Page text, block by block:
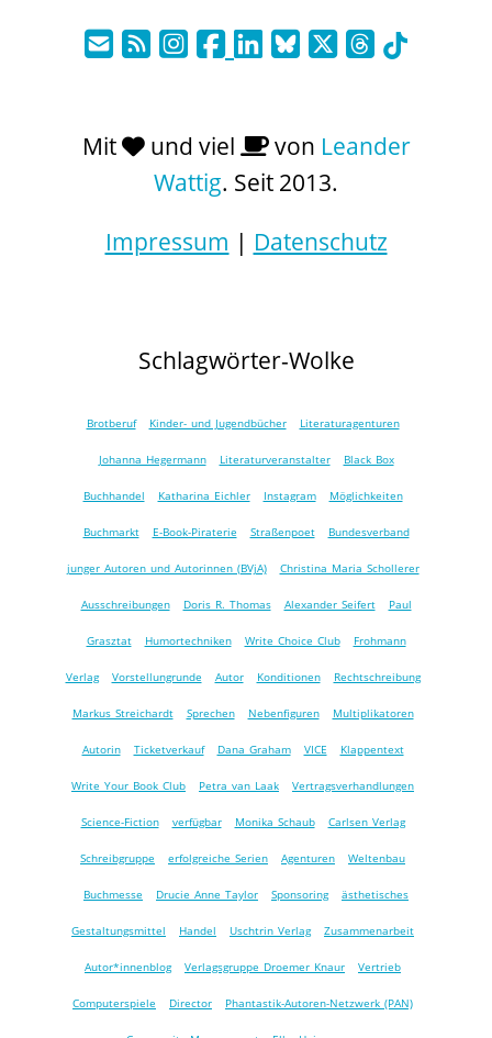
Mit und viel von Leander
Wattig. Seit 2013.
Impressum | Datenschutz
Schlagwörter-Wolke
Brotberuf Kinder- und Jugendbücher Literaturagenturen
Johanna Hegermann Literaturveranstalter Black Box
Buchhandel Katharina Eichler Instagram Möglichkeiten
Buchmarkt E-Book-Piraterie Straßenpoet Bundesverband
junger Autoren und Autorinnen (BVjA) Christina Maria Schollerer
Ausschreibungen Doris R. Thomas Alexander Seifert Paul
Grasztat Humortechniken Write Choice Club Frohmann
Verlag Vorstellungrunde Autor Konditionen Rechtschreibung
Markus Streichardt Sprechen Nebenfiguren Multiplikatoren
Autorin Ticketverkauf Dana Graham VICE Klappentext
Write Your Book Club Petra van Laak Vertragsverhandlungen
Science-Fiction verfügbar Monika Schaub Carlsen Verlag
Schreibgruppe erfolgreiche Serien Agenturen Weltenbau
Buchmesse Drucie Anne Taylor Sponsoring ästhetisches
Gestaltungsmittel Handel Uschtrin Verlag Zusammenarbeit
Autor*innenblog Verlagsgruppe Droemer Knaur Vertrieb
Computerspiele Director Phantastik-Autoren-Netzwerk (PAN)